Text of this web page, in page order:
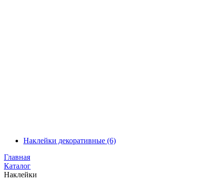
Наклейки декоративные (6)
Главная
Каталог
Наклейки